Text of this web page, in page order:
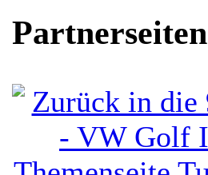
Partnerseiten